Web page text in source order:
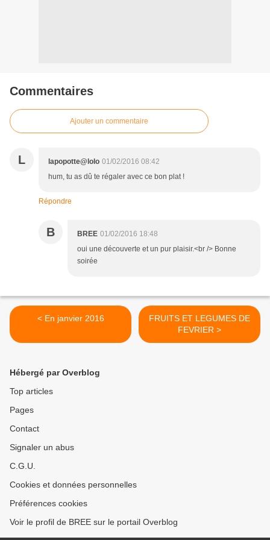
Commentaires
Ajouter un commentaire
L lapopotte@lolo 01/02/2016 08:42
hum, tu as dû te régaler avec ce bon plat !
Répondre
B BREE 01/02/2016 18:48
oui une découverte et un pur plaisir.<br /> Bonne
soirée
< En janvier 2016
FRUITS ET LEGUMES DE
FEVRIER >
Hébergé par Overblog
Top articles
Pages
Contact
Signaler un abus
C.G.U.
Cookies et données personnelles
Préférences cookies
Voir le profil de BREE sur le portail Overblog